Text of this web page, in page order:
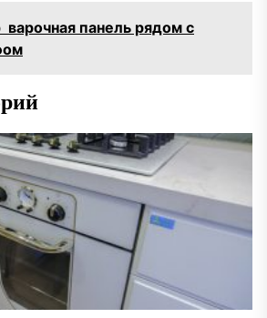
варочная панель рядом с